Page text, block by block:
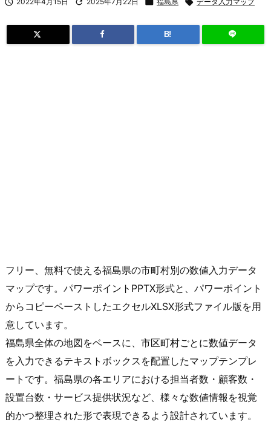
B!
フリー、無料で使える福島県の市町村別の数値入力データ
マップです。パワーポイントPPTX形式と、パワーポイント
からコピーペーストしたエクセルXLSX形式ファイル版を用
意しています。
福島県全体の地図をベースに、市区町村ごとに数値データ
を入力できるテキストボックスを配置したマップテンプレ
ートです。福島県の各エリアにおける担当者数・顧客数・
設置台数・サービス提供状況など、様々な数値情報を視覚
的かつ整理された形で表現できるよう設計されています。